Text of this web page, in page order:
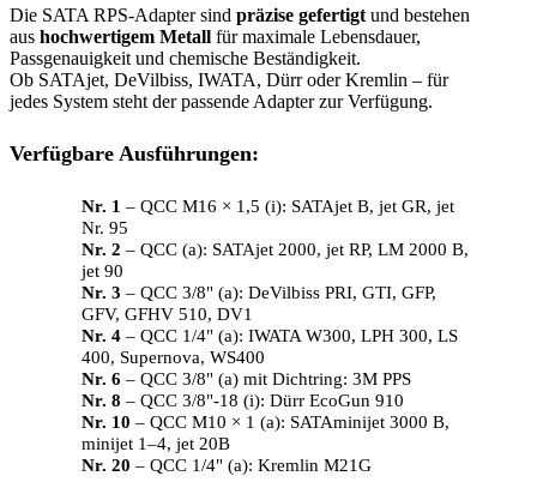
Die SATA RPS-Adapter sind präzise gefertigt und bestehen
aus hochwertigem Metall für maximale Lebensdauer,
Passgenauigkeit und chemische Beständigkeit.
Ob SATAjet, DeVilbiss, IWATA, Dürr oder Kremlin – für
jedes System steht der passende Adapter zur Verfügung.
Verfügbare Ausführungen:
Nr. 1 – QCC M16 × 1,5 (i): SATAjet B, jet GR, jet
Nr. 95
Nr. 2 – QCC (a): SATAjet 2000, jet RP, LM 2000 B,
jet 90
Nr. 3 – QCC 3/8" (a): DeVilbiss PRI, GTI, GFP,
GFV, GFHV 510, DV1
Nr. 4 – QCC 1/4" (a): IWATA W300, LPH 300, LS
400, Supernova, WS400
Nr. 6 – QCC 3/8" (a) mit Dichtring: 3M PPS
Nr. 8 – QCC 3/8"-18 (i): Dürr EcoGun 910
Nr. 10 – QCC M10 × 1 (a): SATAminijet 3000 B,
minijet 1–4, jet 20B
Nr. 20 – QCC 1/4" (a): Kremlin M21G